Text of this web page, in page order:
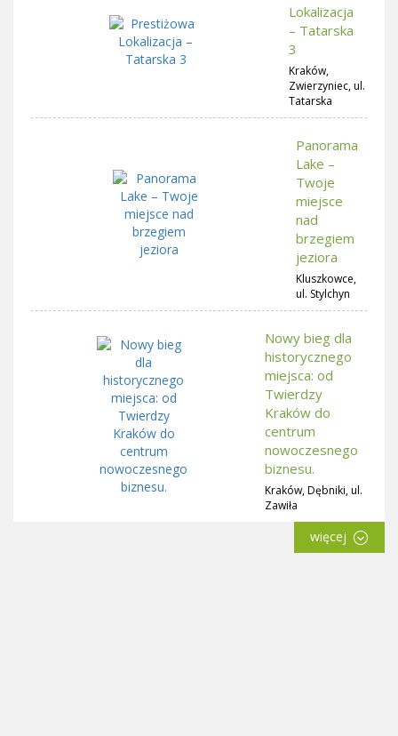
Lokalizacja
– Tatarska
3
Kraków,
Zwierzyniec, ul.
Tatarska
Panorama
Lake –
Twoje
miejsce
nad
brzegiem
jeziora
Kluszkowce,
ul. Stylchyn
Nowy bieg dla
historycznego
miejsca: od
Twierdzy
Kraków do
centrum
nowoczesnego
biznesu.
Kraków, Dębniki, ul.
Zawiła
więcej